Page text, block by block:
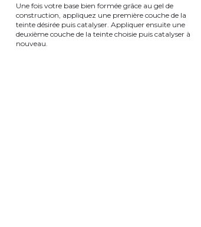
Une fois votre base bien formée grâce au gel de
construction, appliquez une première couche de la
teinte désirée puis catalyser. Appliquer ensuite une
deuxième couche de la teinte choisie puis catalyser à
nouveau.